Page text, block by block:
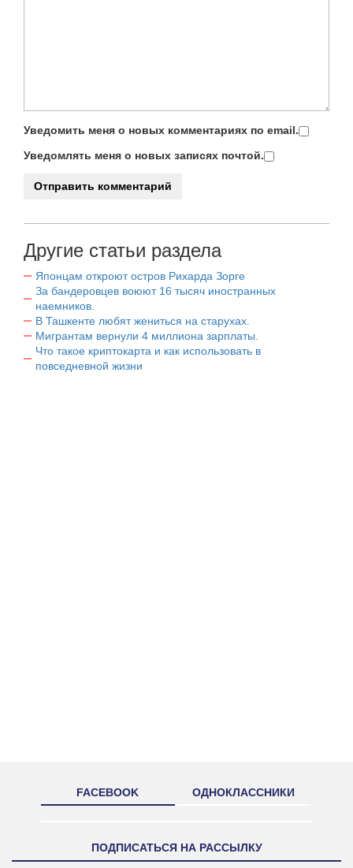
Уведомить меня о новых комментариях по email.
Уведомлять меня о новых записях почтой.
Другие статьи раздела
Японцам откроют остров Рихарда Зорге
За бандеровцев воюют 16 тысяч иностранных
наемников.
В Ташкенте любят жениться на старухах.
Мигрантам вернули 4 миллиона зарплаты.
Что такое криптокарта и как использовать в
повседневной жизни
FACEBOOK ОДНОКЛАССНИКИ
ПОДПИСАТЬСЯ НА РАССЫЛКУ